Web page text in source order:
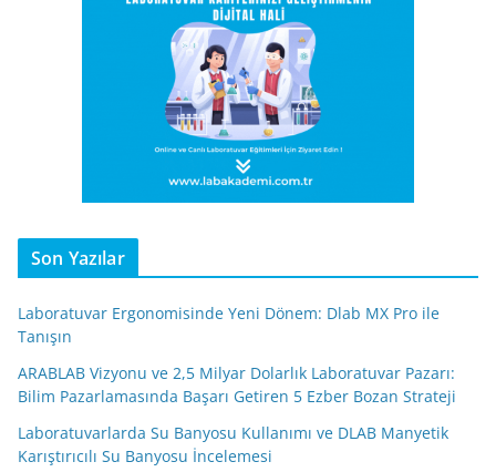
Son Yazılar
Laboratuvar Ergonomisinde Yeni Dönem: Dlab MX Pro ile
Tanışın
ARABLAB Vizyonu ve 2,5 Milyar Dolarlık Laboratuvar Pazarı:
Bilim Pazarlamasında Başarı Getiren 5 Ezber Bozan Strateji
Laboratuvarlarda Su Banyosu Kullanımı ve DLAB Manyetik
Karıştırıcılı Su Banyosu İncelemesi